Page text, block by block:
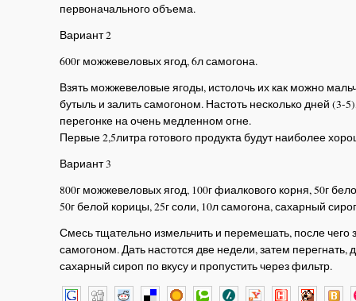
первоначального объема.
Вариант 2
600г можжевеловых ягод, 6л самогона.
Взять можжевеловые ягоды, истолочь их как можно
бутыль и залить самогоном. Настоть несколько дней (3-
перегонке на очень медленном огне.
Первые 2,5литра готового продукта будут наиболее
Вариант 3
800г можжевеловых ягод, 100г фиалкового корня, 50г
50г белой корицы, 25г соли, 10л самогона, сахарный
Смесь тщательно измельчить и перемешать, после чего
самогоном. Дать настотся две недели, затем перегнать,
сахарный сироп по вкусу и пропустить через фильтр.